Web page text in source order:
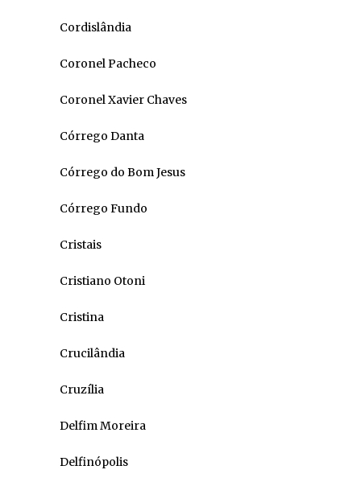
Cordislândia
Coronel Pacheco
Coronel Xavier Chaves
Córrego Danta
Córrego do Bom Jesus
Córrego Fundo
Cristais
Cristiano Otoni
Cristina
Crucilândia
Cruzília
Delfim Moreira
Delfinópolis